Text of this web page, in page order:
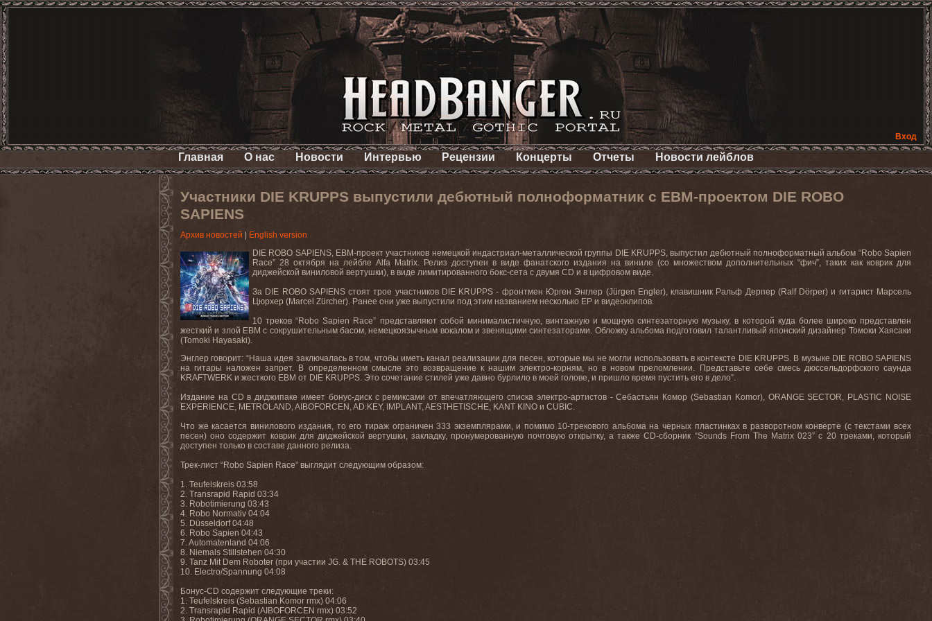
Вход
Главная О нас Новости Интервью Рецензии Концерты Отчеты Новости лейблов
Участники DIE KRUPPS выпустили дебютный полноформатник с EBM-проектом DIE ROBO
SAPIENS
Архив новостей
English version
DIE ROBO SAPIENS, EBM-проект участников немецкой индастриал-металлической группы DIE KRUPPS, выпустил дебютный полноформатный альбом “Robo Sapien
Race” 28 октября на лейбле Alfa Matrix. Релиз доступен в виде фанатского издания на виниле (со множеством дополнительных “фич”, таких как коврик для
диджейской виниловой вертушки), в виде лимитированного бокс-сета с двумя CD и в цифровом виде.
За DIE ROBO SAPIENS стоят трое участников DIE KRUPPS - фронтмен Юрген Энглер (Jürgen Engler), клавишник Ральф Дерпер (Ralf Dörper) и гитарист Марсель
Цюрхер (Marcel Zürcher). Ранее они уже выпустили под этим названием несколько EP и видеоклипов.
10 треков “Robo Sapien Race” представляют собой минималистичную, винтажную и мощную синтезаторную музыку, в которой куда более широко представлен
жесткий и злой EBM с сокрушительным басом, немецкоязычным вокалом и звенящими синтезаторами. Обложку альбома подготовил талантливый японский дизайнер Томоки Хаясаки
(Tomoki Hayasaki).
Энглер говорит: “Наша идея заключалась в том, чтобы иметь канал реализации для песен, которые мы не могли использовать в контексте DIE KRUPPS. В музыке DIE ROBO SAPIENS
на гитары наложен запрет. В определенном смысле это возвращение к нашим электро-корням, но в новом преломлении. Представьте себе смесь дюссельдорфского саунда
KRAFTWERK и жесткого EBM от DIE KRUPPS. Это сочетание стилей уже давно бурлило в моей голове, и пришло время пустить его в дело”.
Издание на CD в диджипаке имеет бонус-диск с ремиксами от впечатляющего списка электро-артистов - Себастьян Комор (Sebastian Komor), ORANGE SECTOR, PLASTIC NOISE
EXPERIENCE, METROLAND, AIBOFORCEN, AD:KEY, IMPLANT, AESTHETISCHE, KANT KINO и CUBIC.
Что же касается винилового издания, то его тираж ограничен 333 экземплярами, и помимо 10-трекового альбома на черных пластинках в разворотном конверте (с текстами всех
песен) оно содержит коврик для диджейской вертушки, закладку, пронумерованную почтовую открытку, а также CD-сборник “Sounds From The Matrix 023” с 20 треками, который
доступен только в составе данного релиза.
Трек-лист “Robo Sapien Race” выглядит следующим образом:
1. Teufelskreis 03:58
2. Transrapid Rapid 03:34
3. Robotimierung 03:43
4. Robo Normativ 04:04
5. Düsseldorf 04:48
6. Robo Sapien 04:43
7. Automatenland 04:06
8. Niemals Stillstehen 04:30
9. Tanz Mit Dem Roboter (при участии JG. & THE ROBOTS) 03:45
10. Electro/Spannung 04:08
Бонус-CD содержит следующие треки:
1. Teufelskreis (Sebastian Komor rmx) 04:06
2. Transrapid Rapid (AIBOFORCEN rmx) 03:52